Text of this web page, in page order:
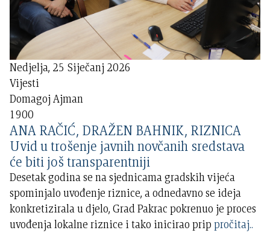
Nedjelja, 25 Siječanj 2026
Vijesti
Domagoj Ajman
1900
ANA RAČIĆ, DRAŽEN BAHNIK, RIZNICA
Uvid u trošenje javnih novčanih sredstava
će biti još transparentniji
Desetak godina se na sjednicama gradskih vijeća
spominjalo uvođenje riznice, a odnedavno se ideja
konkretizirala u djelo, Grad Pakrac pokrenuo je proces
uvođenja lokalne riznice i tako inicirao prippročitaj..